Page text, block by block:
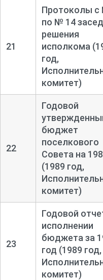
21
Протоколы с
по № 14
решения
исполкома
год,
комитет)
22
Годовой
бюджет
поселкового
Совета на
(1989 год,
комитет)
23
Годовой
исполнении
бюджета за
год (1989 год,
комитет)